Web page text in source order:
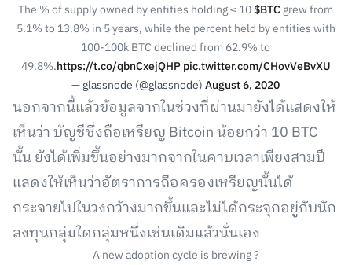
The % of supply owned by entities holding ≤ 10$BTCgrew from
5.1% to 13.8% in 5 years, while the percent held by entities with
100-100k BTC declined from 62.9% to
49.8%.https://t.co/qbnCxejQHPpic.twitter.com/CHovVeBvXU
— glassnode (@glassnode)August 6, 2020
นอกจากนี้แล้วข้อมูลจากในช่วงที่ผ่านมายังได้แสดงให้
เห็นว่า บัญชีซึ่งถือเหรียญ Bitcoin น้อยกว่า 10 BTC
นั้น ยังได้เพิ่มขึ้นอย่างมากจากในคาบเวลาเพียงสามปี
แสดงให้เห็นว่าอัตราการถือครองเหรียญนั้นได้
กระจายไปในวงกว้างมากขึ้นและไม่ได้กระจุกอยู่กับนัก
ลงทุนกลุ่มใดกลุ่มหนึ่งเช่นเดิมแล้วนั่นเอง
A new adoption cycle is brewing ?